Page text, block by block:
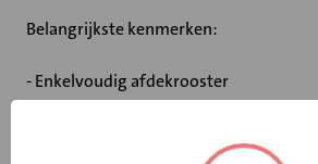
Belangrijkste kenmerken:
- Enkelvoudig afdekrooster
- Uitsluitend voor overstroom situaties